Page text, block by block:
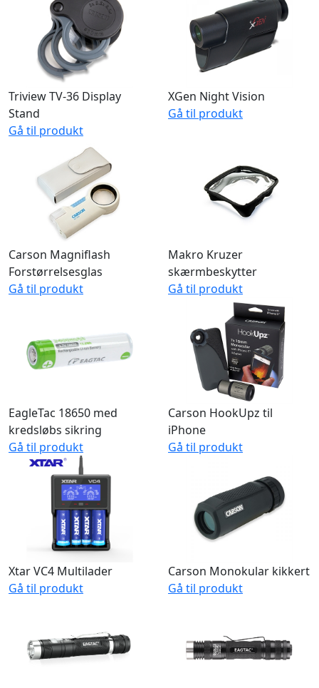
Triview TV-36 Display
Stand
Gå til produkt
XGen Night Vision
Gå til produkt
Carson Magniflash
Forstørrelsesglas
Gå til produkt
Makro Kruzer
skærmbeskytter
Gå til produkt
EagleTac 18650 med
kredsløbs sikring
Gå til produkt
Carson HookUpz til
iPhone
Gå til produkt
Xtar VC4 Multilader
Gå til produkt
Carson Monokular kikkert
Gå til produkt